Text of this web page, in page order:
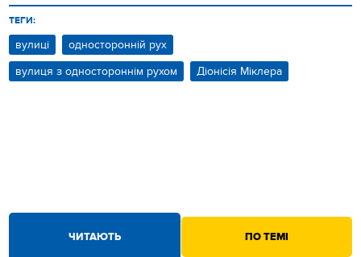
ТЕГИ:
вулиці
односторонній рух
вулиця з одностороннім рухом
Діонісія Міклера
ЧИТАЮТЬ ПО ТЕМІ